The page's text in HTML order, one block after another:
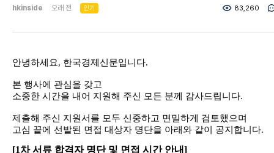
hkinside 오래 전 인기 83,260
안녕하세요, 한국경제신문입니다.
본 행사에 관심을 갖고
소중한 시간을 내어 지원해 주신 모든 분께 감사드립니다.
제출해 주신 지원서를 모두 신중하고 면밀하게 검토했으며
고심 끝에 선발된 면접 대상자 명단을 아래와 같이 공지합니다.
[1차 서류 합격자 명단 및 면접 시간 안내]